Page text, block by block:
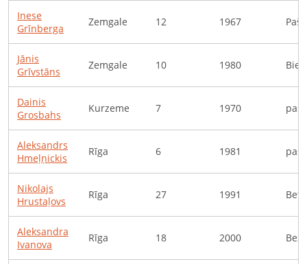
Inese
Grīnberga
Zemgale 12 1967
Jānis
Grīvstāns
Zemgale 10 1980
Dainis
Grosbahs
Kurzeme 7 1970
Aleksandrs
Hmeļņickis
Rīga 6 1981
Nikolajs
Hrustaļovs
Rīga 27 1991
Aleksandra
Ivanova
Rīga 18 2000